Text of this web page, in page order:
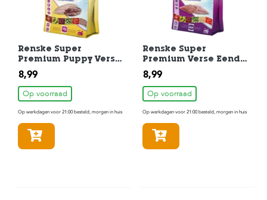
Renske Super
Premium Puppy Verse
Kip Met Lam
Hondenvoer 600 gr
8,99
Op voorraad
Op werkdagen voor 21:00 besteld, morgen in huis
Renske Super
Premium Verse Eend
Met Konijn
Hondenvoer 600 gr
8,99
Op voorraad
Op werkdagen voor 21:00 besteld, morgen in huis